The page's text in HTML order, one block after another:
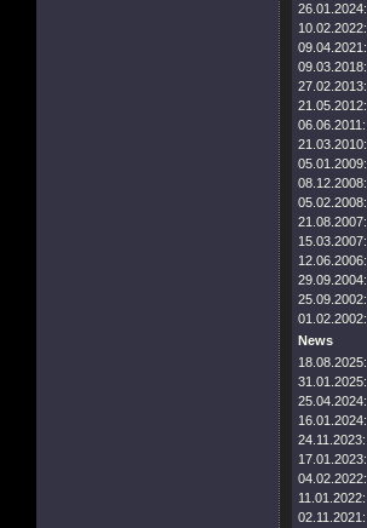
26.01.2024:
10.02.2022:
09.04.2021:
09.03.2018:
27.02.2013:
21.05.2012:
06.06.2011:
21.03.2010:
05.01.2009:
08.12.2008:
05.02.2008:
21.08.2007:
15.03.2007:
12.06.2006:
29.09.2004:
25.09.2002:
01.02.2002:
News
18.08.2025:
31.01.2025:
25.04.2024:
16.01.2024:
24.11.2023:
17.01.2023:
04.02.2022:
11.01.2022:
02.11.2021: